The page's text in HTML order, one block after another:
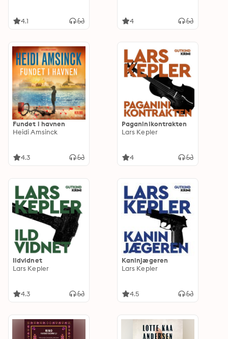
4.1 4
Fundet i havnen
Heidi Amsinck
4.3
Paganinikontrakten
Lars Kepler
4
Ildvidnet
Lars Kepler
4.3
Kaninjægeren
Lars Kepler
4.5